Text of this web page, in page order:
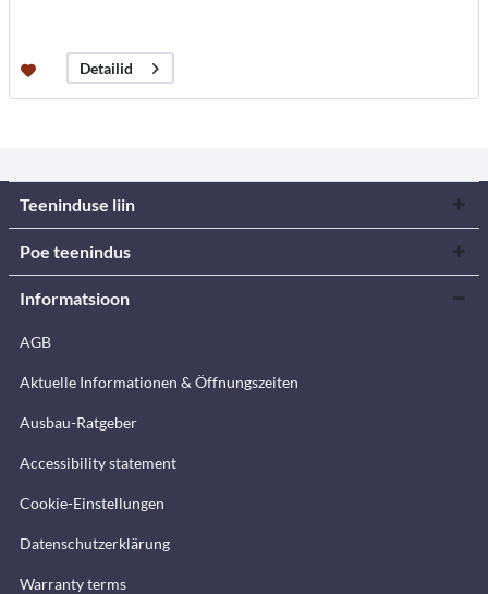
Detailid
Teeninduse liin
Poe teenindus
Informatsioon
AGB
Aktuelle Informationen & Öffnungszeiten
Ausbau-Ratgeber
Accessibility statement
Cookie-Einstellungen
Datenschutzerklärung
Warranty terms